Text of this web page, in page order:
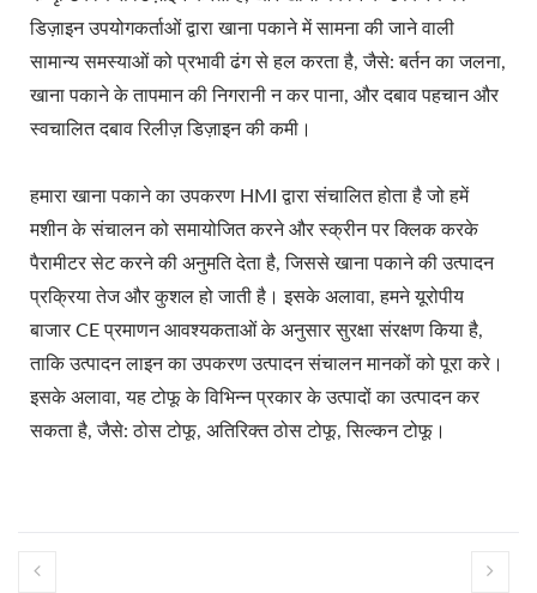
बनाने की मशीन की कीमत, टोफू
निर्माता, टोफू निर्माण, टोफू निर्माण
उपकरण, टोफू निर्माण फैक्ट्री,
टोफू निर्माण संयंत्र, टोफू
उत्पादन उपकरण, टोफू उत्पादन
फैक्ट्री, टोफू उत्पादन लाइन,
टोफू उत्पादन लाइन की कीमत,
टोफू बनाने की मशीन, शाकाहारी
मांस मशीन, शाकाहारी मांस
उत्पादन लाइन, सब्जी टोफू
डिज़ाइन उपयोगकर्ताओं द्वारा खाना पकाने में सामना की जाने वाली
सामान्य समस्याओं को प्रभावी ढंग से हल करता है, जैसे: बर्तन का जलना,
खाना पकाने के तापमान की निगरानी न कर पाना, और दबाव पहचान और
स्वचालित दबाव रिलीज़ डिज़ाइन की कमी।
हमारा खाना पकाने का उपकरण HMI द्वारा संचालित होता है जो हमें
मशीन के संचालन को समायोजित करने और स्क्रीन पर क्लिक करके
पैरामीटर सेट करने की अनुमति देता है, जिससे खाना पकाने की उत्पादन
प्रक्रिया तेज और कुशल हो जाती है। इसके अलावा, हमने यूरोपीय
बाजार CE प्रमाणन आवश्यकताओं के अनुसार सुरक्षा संरक्षण किया है,
ताकि उत्पादन लाइन का उपकरण उत्पादन संचालन मानकों को पूरा करे।
इसके अलावा, यह टोफू के विभिन्न प्रकार के उत्पादों का उत्पादन कर
सकता है, जैसे: ठोस टोफू, अतिरिक्त ठोस टोफू, सिल्कन टोफू।